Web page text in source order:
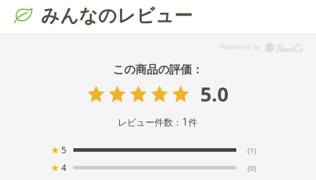
みんなのレビュー
5.0
レビュー件数： 1件
★ 5 (1)
★ 4 (0)